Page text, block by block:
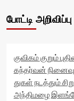
போட்டி அறிவிப்பு
குவிகம் குறும்
கந்தர்வன் நினைவு
துகள் நடத்தும்
அந்திமழை